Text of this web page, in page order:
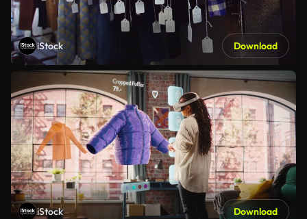
iStock Download
iStock Download